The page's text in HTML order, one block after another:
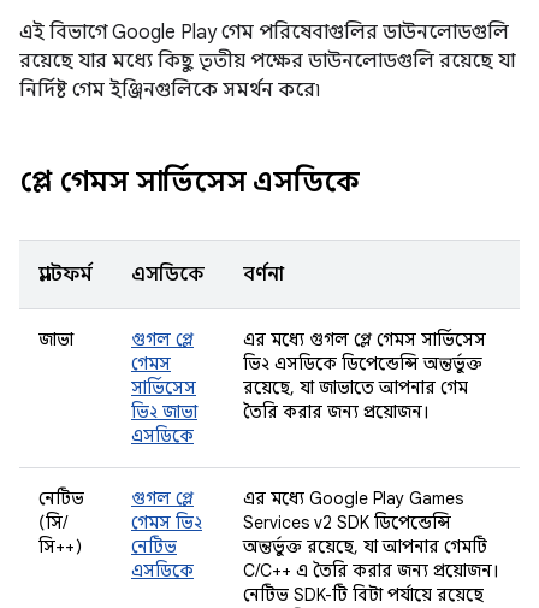
এই বিভাগে Google Play গেম পরিষেবাগুলির ডাউনলোডগুলি
রয়েছে যার মধ্যে কিছু তৃতীয় পক্ষের ডাউনলোডগুলি রয়েছে যা
নির্দিষ্ট গেম ইঞ্জিনগুলিকে সমর্থন করে৷
প্লে গেমস সার্ভিসেস এসডিকে
প্ল্যাটফর্ম এসডিকে বর্ণনা
জাভা
গুগল প্লে
গেমস
সার্ভিসেস
ভি২ জাভা
এসডিকে
এর মধ্যে গুগল প্লে গেমস সার্ভিসেস
ভি২ এসডিকে ডিপেন্ডেন্সি অন্তর্ভুক্ত
রয়েছে, যা জাভাতে আপনার গেম
তৈরি করার জন্য প্রয়োজন।
নেটিভ
(সি/
সি++)
গুগল প্লে
গেমস ভি২
নেটিভ
এসডিকে
এর মধ্যে Google Play Games
Services v2 SDK ডিপেন্ডেন্সি
অন্তর্ভুক্ত রয়েছে, যা আপনার গেমটি
C/C++ এ তৈরি করার জন্য প্রয়োজন।
নেটিভ SDK-টি বিটা পর্যায়ে রয়েছে